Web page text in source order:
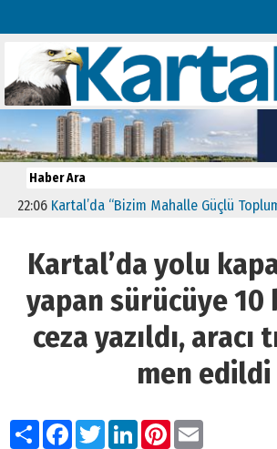
Kartal’da “Bizim Mahalle Güçlü Toplum”
Kartal’da yolu
yapan sürücüye 10
ceza yazıldı,
men edildi
PaylaşFacebook
TwitterLinkedIn
Pinterest
Email